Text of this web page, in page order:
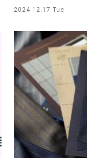
2024.12.17 Tue